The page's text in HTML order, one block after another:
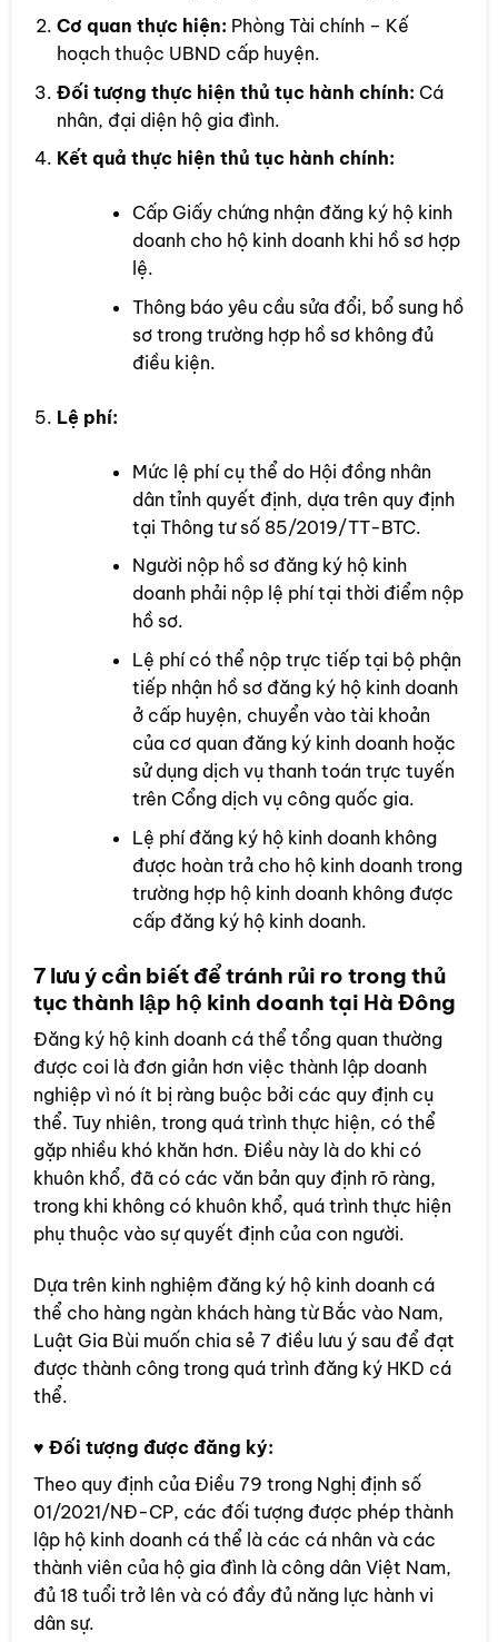
Cơ quan thực hiện: Phòng Tài chính – Kế
hoạch thuộc UBND cấp huyện.
Đối tượng thực hiện thủ tục hành chính: Cá
nhân, đại diện hộ gia đình.
Kết quả thực hiện thủ tục hành chính:
Cấp Giấy chứng nhận đăng ký hộ kinh
doanh cho hộ kinh doanh khi hồ sơ hợp
lệ.
Thông báo yêu cầu sửa đổi, bổ sung hồ
sơ trong trường hợp hồ sơ không đủ
điều kiện.
Lệ phí:
Mức lệ phí cụ thể do Hội đồng nhân
dân tỉnh quyết định, dựa trên quy định
tại Thông tư số 85/2019/TT-BTC.
Người nộp hồ sơ đăng ký hộ kinh
doanh phải nộp lệ phí tại thời điểm nộp
hồ sơ.
Lệ phí có thể nộp trực tiếp tại bộ phận
tiếp nhận hồ sơ đăng ký hộ kinh doanh
ở cấp huyện, chuyển vào tài khoản
của cơ quan đăng ký kinh doanh hoặc
sử dụng dịch vụ thanh toán trực tuyến
trên Cổng dịch vụ công quốc gia.
Lệ phí đăng ký hộ kinh doanh không
được hoàn trả cho hộ kinh doanh trong
trường hợp hộ kinh doanh không được
cấp đăng ký hộ kinh doanh.
7 lưu ý cần biết để tránh rủi ro trong thủ
tục thành lập hộ kinh doanh tại Hà Đông
Đăng ký hộ kinh doanh cá thể tổng quan thường
được coi là đơn giản hơn việc thành lập doanh
nghiệp vì nó ít bị ràng buộc bởi các quy định cụ
thể. Tuy nhiên, trong quá trình thực hiện, có thể
gặp nhiều khó khăn hơn. Điều này là do khi có
khuôn khổ, đã có các văn bản quy định rõ ràng,
trong khi không có khuôn khổ, quá trình thực hiện
phụ thuộc vào sự quyết định của con người.
Dựa trên kinh nghiệm đăng ký hộ kinh doanh cá
thể cho hàng ngàn khách hàng từ Bắc vào Nam,
Luật Gia Bùi muốn chia sẻ 7 điều lưu ý sau để đạt
được thành công trong quá trình đăng ký HKD cá
thể.
♥ Đối tượng được đăng ký:
Theo quy định của Điều 79 trong Nghị định số
01/2021/NĐ-CP, các đối tượng được phép thành
lập hộ kinh doanh cá thể là các cá nhân và các
thành viên của hộ gia đình là công dân Việt Nam,
đủ 18 tuổi trở lên và có đầy đủ năng lực hành vi
dân sự.